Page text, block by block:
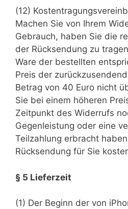
(12)
Machen Sie von Ihrem
Gebrauch, haben Sie die
der Rücksendung zu
Ware der bestellten
Preis der
Betrag von 40 Euro nicht
Sie bei einem höheren
Zeitpunkt des Widerrufs
Gegenleistung oder eine
Teilzahlung erbracht
Rücksendung für Sie
§ 5 Lieferzeit
(1) Der Beginn der von